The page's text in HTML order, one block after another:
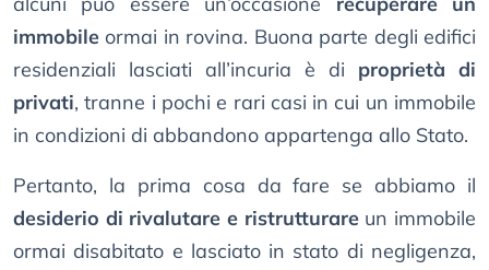
immobile ormai in rovina. Buona parte degli edifici
residenziali lasciati all’incuria è di proprietà di
privati, tranne i pochi e rari casi in cui un immobile
in condizioni di abbandono appartenga allo Stato.
Pertanto, la prima cosa da fare se abbiamo il
desiderio di rivalutare e ristrutturareun immobile
ormai disabitato e lasciato in stato di negligenza,